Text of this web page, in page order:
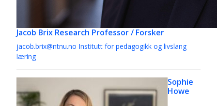
Jacob Brix Research Professor / Forsker
jacob.brix@ntnu.no Institutt for pedagogikk og livslang
læring
Sophie
Howe